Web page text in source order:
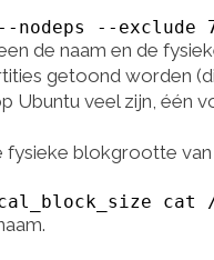
--nodeps --exclude
de naam en de
getoond worden
Ubuntu veel zijn, één
fysieke blokgrootte
cat